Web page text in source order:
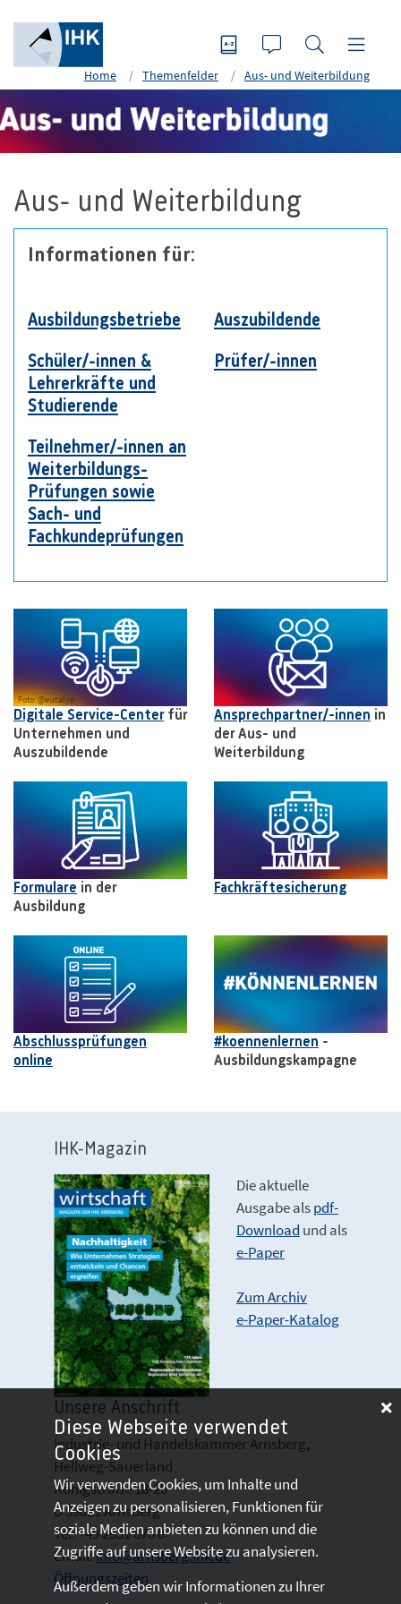
Home Themenfelder Aus- und Weiterbildung
Aus- und Weiterbildung
Informationen für:
Ausbildungsbetriebe Auszubildende
Schüler/-innen &
Lehrerkräfte und
Studierende
Prüfer/-innen
Teilnehmer/-innen an
Weiterbildungs-
Prüfungen sowie
Sach- und
Fachkundeprüfungen
Foto: @eucalyp
Digitale Service-Centerfür
Unternehmen und
Auszubildende
Ansprechpartner/-innen in
der Aus- und
Weiterbildung
Formulare in der
Ausbildung
Fachkräftesicherung
Abschlussprüfungen
online
#koennenlernen -
Ausbildungskampagne
IHK-Magazin
Die aktuelle
Ausgabe alspdf-
Download und als
e-Paper
Zum Archiv
e-Paper-Katalog
Unsere Anschrift
Industrie- und Handelskammer Arnsberg,
Hellweg-Sauerland
Königstraße 18-20
D 59821 Arnsberg
Tel: +49 2931 878 0
Email:info@arnsberg.ihk.de
Öffnungszeiten
Diese Webseite verwendet
Cookies
Wir verwenden Cookies, um Inhalte und
Anzeigen zu personalisieren, Funktionen für
soziale Medien anbieten zu können und die
Zugriffe auf unsere Website zu analysieren.
Außerdem geben wir Informationen zu Ihrer